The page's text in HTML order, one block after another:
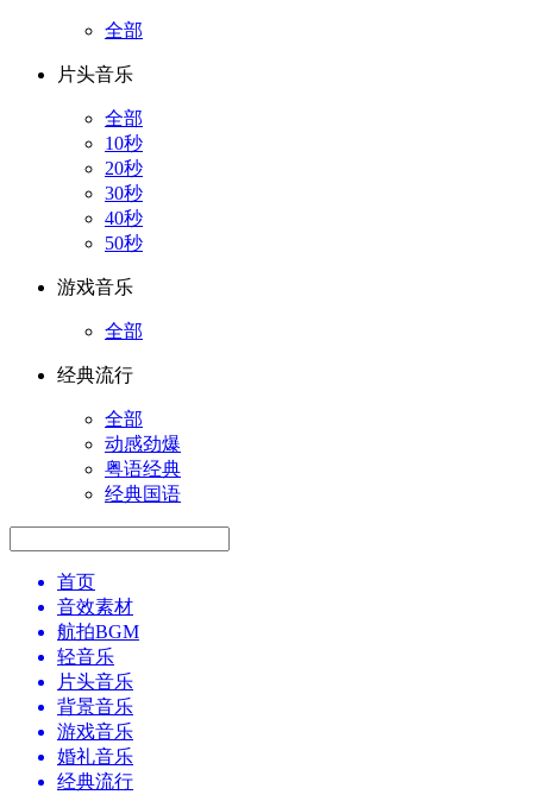
全部
片头音乐
全部
10秒
20秒
30秒
40秒
50秒
游戏音乐
全部
经典流行
全部
动感劲爆
粤语经典
经典国语
首页
音效素材
航拍BGM
轻音乐
片头音乐
背景音乐
游戏音乐
婚礼音乐
经典流行